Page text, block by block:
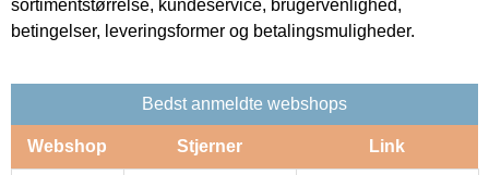
sortimentstørrelse, kundeservice, brugervenlighed,
betingelser, leveringsformer og betalingsmuligheder.
Bedst anmeldte webshops
Webshop Stjerner Link